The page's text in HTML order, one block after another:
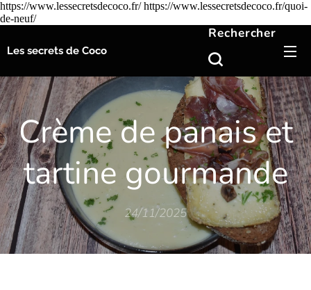
https://www.lessecretsdecoco.fr/ https://www.lessecretsdecoco.fr/quoi-
de-neuf/
Les secrets de Coco
Rechercher
Crème de panais et
tartine gourmande
24/11/2025